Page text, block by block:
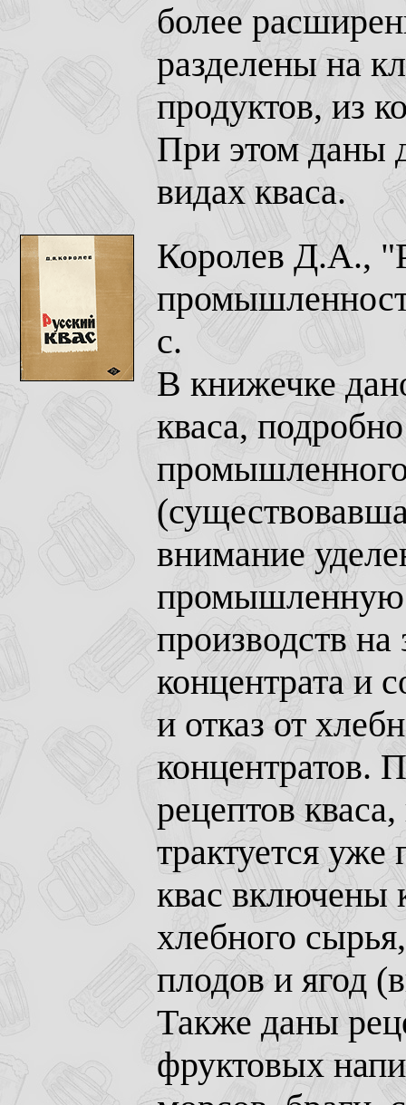
более
разделены на
продуктов, из
При этом даны
видах кваса.
Королев Д.А.,
с.
В книжечке
кваса,
промышленного
внимание
промышленную
производств
концентрата и
и отказ от
концентратов.
рецептов
трактуется
квас включены
хлебного
плодов и ягод
Также даны
фруктовых